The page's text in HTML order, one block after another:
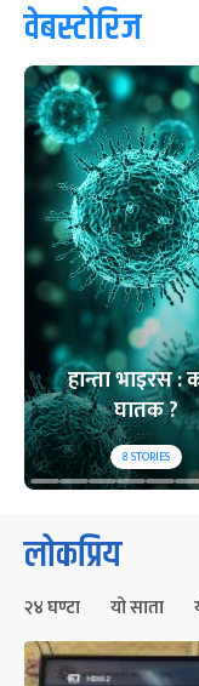
वेबस्टोरिज
हान्ता भाइरस :
घातक ?
8STORIES
लोकप्रिय
२४ घण्टा यो साता